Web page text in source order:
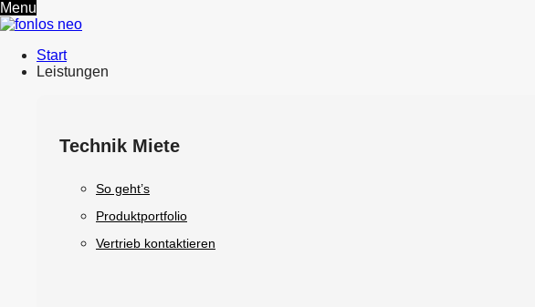
Menu
Start
Leistungen
Technik Miete
So geht’s
Produktportfolio
Vertrieb kontaktieren